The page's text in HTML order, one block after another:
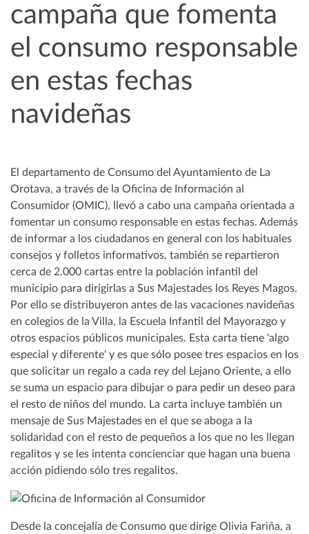
campaña que fomenta
el consumo responsable
en estas fechas
navideñas
El departamento de Consumo del Ayuntamiento de La
Orotava, a través de la Oficina de Información al
Consumidor (OMIC), llevó a cabo una campaña orientada a
fomentar un consumo responsable en estas fechas. Además
de informar a los ciudadanos en general con los habituales
consejos y folletos informativos, también se repartieron
cerca de 2.000 cartas entre la población infantil del
municipio para dirigirlas a Sus Majestades los Reyes Magos.
Por ello se distribuyeron antes de las vacaciones navideñas
en colegios de la Villa, la Escuela Infantil del Mayorazgo y
otros espacios públicos municipales. Esta carta tiene 'algo
especial y diferente' y es que sólo posee tres espacios en los
que solicitar un regalo a cada rey del Lejano Oriente, a ello
se suma un espacio para dibujar o para pedir un deseo para
el resto de niños del mundo. La carta incluye también un
mensaje de Sus Majestades en el que se aboga a la
solidaridad con el resto de pequeños a los que no les llegan
regalitos y se les intenta concienciar que hagan una buena
acción pidiendo sólo tres regalitos.
Desde la concejalía de Consumo que dirige Olivia Fariña, a